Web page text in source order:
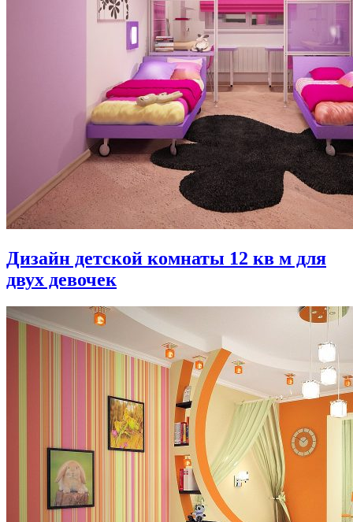
Дизайн детской комнаты 12 кв м для
двух девочек